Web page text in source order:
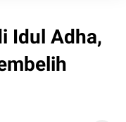
Idul Adha,